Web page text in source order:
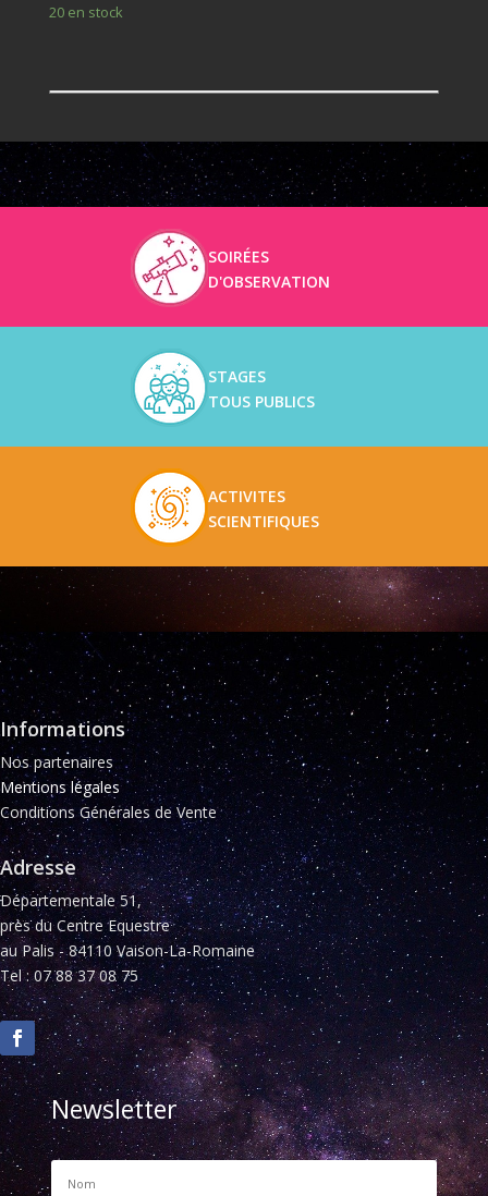
20 en stock
SOIRÉES
D'OBSERVATION
STAGES
TOUS PUBLICS
ACTIVITES
SCIENTIFIQUES
Informations
Nos partenaires
Mentions légales
Conditions Générales de Vente
Adresse
Départementale 51,
près du Centre Equestre
au Palis - 84110 Vaison-La-Romaine
Tel : 07 88 37 08 75
Newsletter